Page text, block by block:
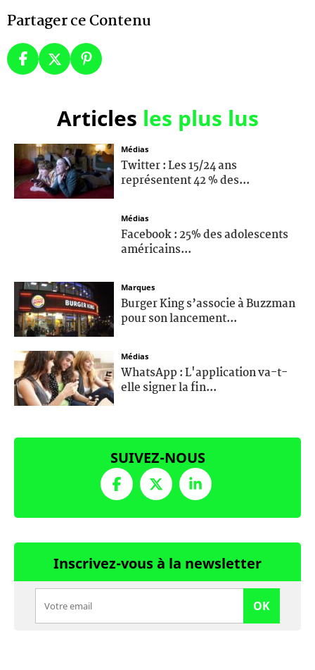
Partager ce Contenu
Articles les plus lus
Médias
Twitter : Les 15/24 ans
représentent 42 % des...
Médias
Facebook : 25% des adolescents
américains...
Marques
Burger King s’associe à Buzzman
pour son lancement...
Médias
WhatsApp : L'application va-t-
elle signer la fin...
SUIVEZ-NOUS
Inscrivez-vous à la newsletter
OK